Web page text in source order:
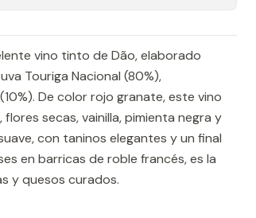
vino tinto de Dão, elaborado
Touriga Nacional (80%),
De color rojo granate, este vino
secas, vainilla, pimienta negra y
con taninos elegantes y un final
en barricas de roble francés, es la
y quesos curados.